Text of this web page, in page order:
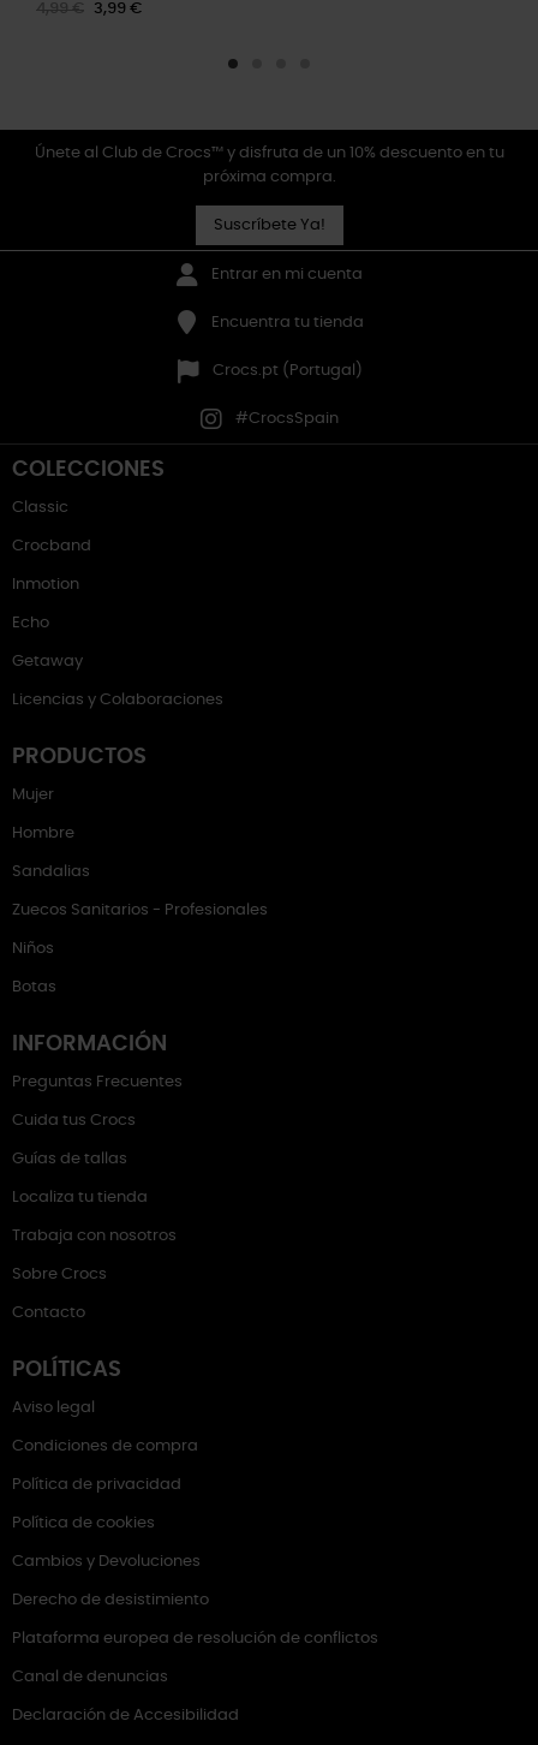
4,99 € 3,99 €
Únete al Club de Crocs™ y disfruta de un 10% descuento en tu
próxima compra.
Suscríbete Ya!
Entrar en mi cuenta
Encuentra tu tienda
Crocs.pt (Portugal)
#CrocsSpain
COLECCIONES
Classic
Crocband
Inmotion
Echo
Getaway
Licencias y Colaboraciones
PRODUCTOS
Mujer
Hombre
Sandalias
Zuecos Sanitarios - Profesionales
Niños
Botas
INFORMACIÓN
Preguntas Frecuentes
Cuida tus Crocs
Guías de tallas
Localiza tu tienda
Trabaja con nosotros
Sobre Crocs
Contacto
POLÍTICAS
Aviso legal
Condiciones de compra
Política de privacidad
Política de cookies
Cambios y Devoluciones
Derecho de desistimiento
Plataforma europea de resolución de conflictos
Canal de denuncias
Declaración de Accesibilidad